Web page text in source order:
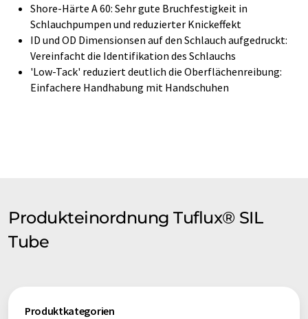
Shore-Härte A 60: Sehr gute Bruchfestigkeit in
Schlauchpumpen und reduzierter Knickeffekt
ID und OD Dimensionsen auf den Schlauch aufgedruckt:
Vereinfacht die Identifikation des Schlauchs
'Low-Tack' reduziert deutlich die Oberflächenreibung:
Einfachere Handhabung mit Handschuhen
Produkteinordnung Tuflux® SIL
Tube
Produktkategorien